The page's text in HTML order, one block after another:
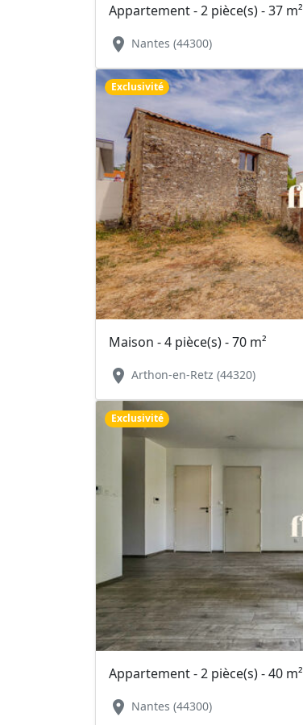
Appartement - 2 pièce(s) - 37 m²
location_on Nantes (44300)
Exclusivité
Maison - 4 pièce(s) - 70 m²
location_on Arthon-en-Retz (44320)
Exclusivité
Appartement - 2 pièce(s) - 40 m²
location_on Nantes (44300)